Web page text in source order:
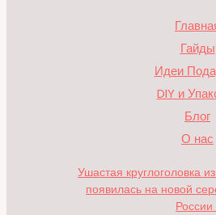
Гайды
Идеи
DIY и
Блог
О нас
Ушастая круглоголовка
появилась на новой
России